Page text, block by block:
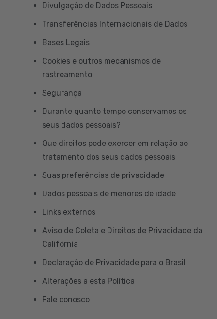
Divulgação de Dados Pessoais
Transferências Internacionais de Dados
Bases Legais
Cookies e outros mecanismos de
rastreamento
Segurança
Durante quanto tempo conservamos os
seus dados pessoais?
Que direitos pode exercer em relação ao
tratamento dos seus dados pessoais
Suas preferências de privacidade
Dados pessoais de menores de idade
Links externos
Aviso de Coleta e Direitos de Privacidade da
Califórnia
Declaração de Privacidade para o Brasil
Alterações a esta Política
Fale conosco